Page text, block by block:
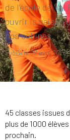
de l’école de
ouvrir la saison
nos collines.
Publié le02 avril 2026
45 classes issues
plus de 1000
prochain.